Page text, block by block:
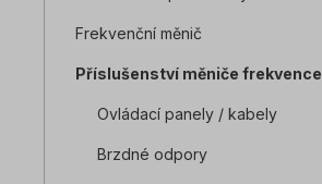
Frekvenční měnič
Příslušenství měniče frekvence
Ovládací panely / kabely
Brzdné odpory